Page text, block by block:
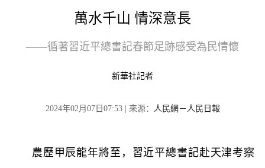
萬水千山 情深意長
——循著習近平總書記春節足跡感受為民情懷
新華社記者
2024年02月07日07:53 | 來源： 人民網－人民日報
農歷甲辰龍年將至，習近平總書記赴天津考察